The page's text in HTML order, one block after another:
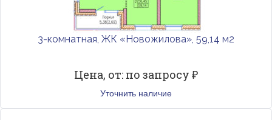
3-комнатная, ЖК «Новожилова», 59,14 м2
Цена, от: по запросу ₽
Уточнить наличие